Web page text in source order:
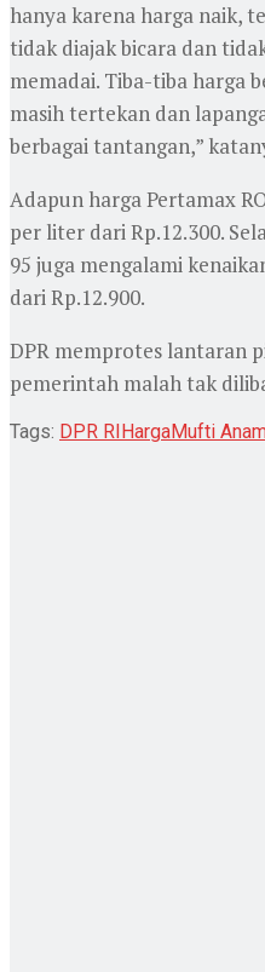
hanya karena harga naik,
tidak diajak bicara dan
memadai. Tiba-tiba harga
masih tertekan dan
berbagai tantangan,”
Adapun harga Pertamax
per liter dari Rp.12.300.
95 juga mengalami
dari Rp.12.900.
DPR memprotes lantaran
pemerintah malah tak
Tags: DPR RIHargaMufti